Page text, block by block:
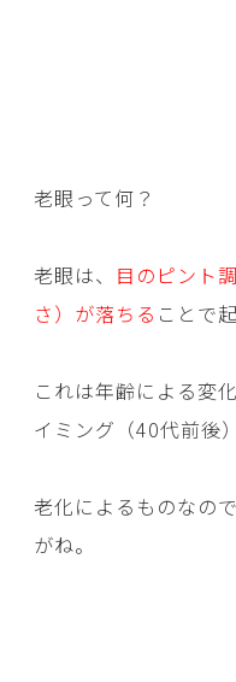
老眼って何？
老眼は、 目のピント
さ）が落ちる ことで
これは年齢による変
イミング（40代前後
老化によるものなの
がね。